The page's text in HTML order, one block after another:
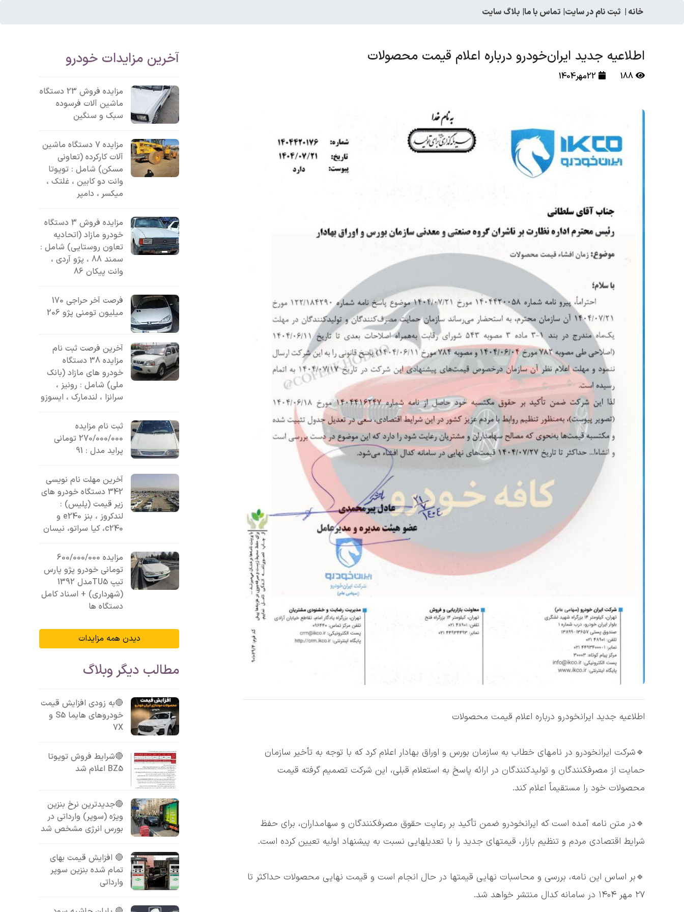
خانه | ثبت نام در سایت| تماس با ما| بلاگ سایت
اطلاعیه جدید ایران‌خودرو درباره اعلام قیمت محصولات
188 22مهر1404
اطلاعیه جدید ایرانخودرو درباره اعلام قیمت محصولات
🔹شرکت ایرانخودرو در نامهای خطاب به سازمان بورس و اوراق بهادار اعلام کرد که با توجه به تأخیر سازمان
حمایت از مصرفکنندگان و تولیدکنندگان در ارائه پاسخ به استعلام قبلی، این شرکت تصمیم گرفته قیمت
محصولات خود را مستقیماً اعلام کند.
🔹در متن نامه آمده است که ایرانخودرو ضمن تأکید بر رعایت حقوق مصرفکنندگان و سهامداران، برای حفظ
شرایط اقتصادی مردم و تنظیم بازار، قیمتهای جدید را با تعدیلهایی نسبت به پیشنهاد اولیه تعیین کرده است.
🔹بر اساس این نامه، بررسی و محاسبات نهایی قیمتها در حال انجام است و قیمت نهایی محصولات حداکثر تا
۲۷ مهر ۱۴۰۴ در سامانه کدال منتشر خواهد شد.
آخرین مزایدات خودرو
مزایده فروش 23 دستگاه
ماشین آلات فرسوده
سبک و سنگین
مزایده 7 دستگاه ماشین
آلات کارکرده (تعاونی
مسکن) شامل : تویوتا
وانت دو کابین ، غلتک ،
میکسر ، دامپر
مزایده فروش 3 دستگاه
خودرو مازاد (اتحادیه
تعاون روستایی) شامل :
سمند 88 ، پژو آردی ،
وانت پیکان 86
فرصت آخر حراجی 170
میلیون تومنی پژو 206
آخرین فرصت ثبت نام
مزایده 38 دستگاه
خودرو های مازاد (بانک
ملی) شامل : رونیز ،
سرانزا ، لندمارک ، ایسوزو
ثبت نام مزایده
270/000/000 تومانی
پراید مدل : 91
آخرین مهلت نام نویسی
342 دستگاه خودرو های
زیر قیمت (پلیس) :
لندکروز ، بنز e240 و
c240، کیا سراتو، نیسان
مزایده 600/000/000
تومانی خودرو پژو پارس
تیپ TU5مدل 1392
(شهرداری) + اسناد کامل
دستگاه ها
دیدن همه مزایدات
مطالب دیگر وبلاگ
🔴به زودی افزایش قیمت
خودروهای هایما S5 و
7X
🔴شرایط فروش تویوتا
BZ5 اعلام شد
🔴جدیدترین نرخ بنزین
ویژه (سوپر) وارداتی در
بورس انرژی مشخص شد
🔴 افزایش قیمت بهای
تمام شده بنزین سوپر
وارداتی